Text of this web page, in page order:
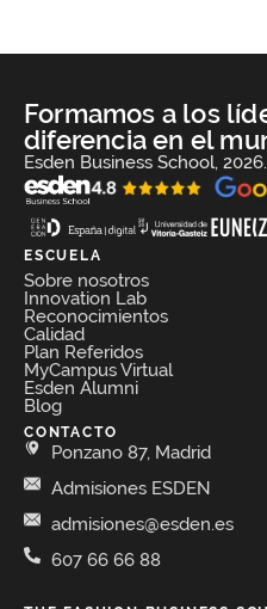
Formamos a los
diferencia en el
Esden Business School, 2026.
ESCUELA
Sobre nosotros
Innovation Lab
Reconocimientos
Calidad
Plan Referidos
MyCampus Virtual
Esden Alumni
Blog
CONTACTO
Ponzano 87, Madrid
Admisiones ESDEN
admisiones@esden.es
607 66 66 88